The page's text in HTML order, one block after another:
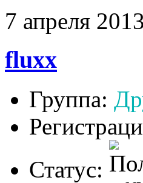
7 апреля
fluxx
Группа:
Статус: